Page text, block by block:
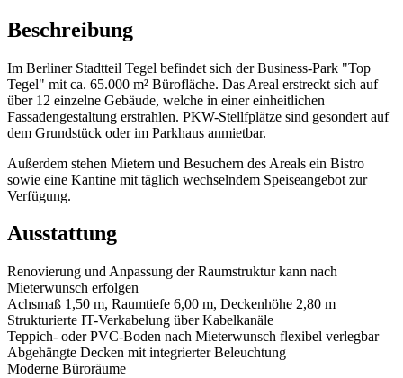
Beschreibung
Im Berliner Stadtteil Tegel befindet sich der Business-Park "Top
Tegel" mit ca. 65.000 m² Bürofläche. Das Areal erstreckt sich auf
über 12 einzelne Gebäude, welche in einer einheitlichen
Fassadengestaltung erstrahlen. PKW-Stellfplätze sind gesondert auf
dem Grundstück oder im Parkhaus anmietbar.
Außerdem stehen Mietern und Besuchern des Areals ein Bistro
sowie eine Kantine mit täglich wechselndem Speiseangebot zur
Verfügung.
Ausstattung
Renovierung und Anpassung der Raumstruktur kann nach
Mieterwunsch erfolgen
Achsmaß 1,50 m, Raumtiefe 6,00 m, Deckenhöhe 2,80 m
Strukturierte IT-Verkabelung über Kabelkanäle
Teppich- oder PVC-Boden nach Mieterwunsch flexibel verlegbar
Abgehängte Decken mit integrierter Beleuchtung
Moderne Büroräume